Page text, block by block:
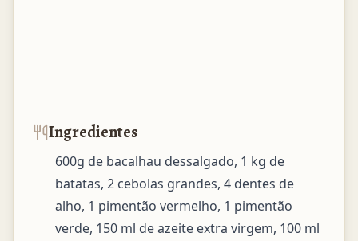
Ingredientes
600g de bacalhau dessalgado, 1 kg de
batatas, 2 cebolas grandes, 4 dentes de
alho, 1 pimentão vermelho, 1 pimentão
verde, 150 ml de azeite extra virgem, 100 ml